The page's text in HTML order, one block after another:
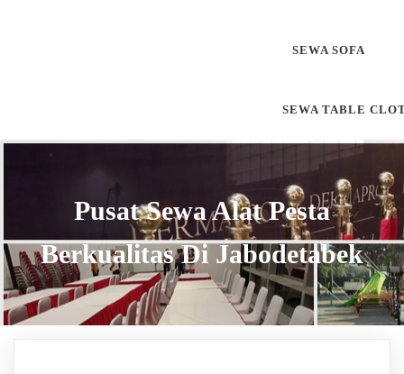
SEWA SOFA
SEWA TABLE
Pusat Sewa Alat Pesta
Berkualitas Di Jabodetabek